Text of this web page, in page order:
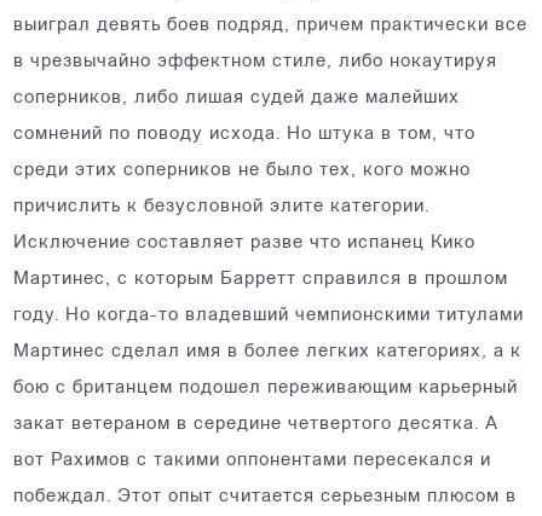
выиграл девять боев подряд, причем практически все
в чрезвычайно эффектном стиле, либо нокаутируя
соперников, либо лишая судей даже малейших
сомнений по поводу исхода. Но штука в том, что
среди этих соперников не было тех, кого можно
причислить к безусловной элите категории.
Исключение составляет разве что испанец Кико
Мартинес, с которым Барретт справился в прошлом
году. Но когда-то владевший чемпионскими титулами
Мартинес сделал имя в более легких категориях, а к
бою с британцем подошел переживающим карьерный
закат ветераном в середине четвертого десятка. А
вот Рахимов с такими оппонентами пересекался и
побеждал. Этот опыт считается серьезным плюсом в